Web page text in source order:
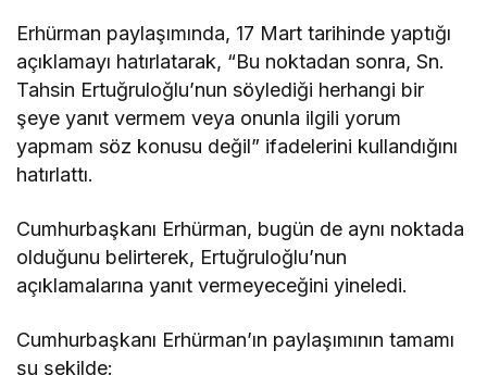
Erhürman paylaşımında, 17 Mart tarihinde yaptığı
açıklamayı hatırlatarak, “Bu noktadan sonra, Sn.
Tahsin Ertuğruloğlu’nun söylediği herhangi bir
şeye yanıt vermem veya onunla ilgili yorum
yapmam söz konusu değil” ifadelerini kullandığını
hatırlattı.
Cumhurbaşkanı Erhürman, bugün de aynı noktada
olduğunu belirterek, Ertuğruloğlu’nun
açıklamalarına yanıt vermeyeceğini yineledi.
Cumhurbaşkanı Erhürman’ın paylaşımının tamamı
şu şekilde: